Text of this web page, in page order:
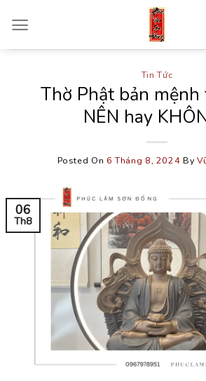
content
Tin Tức
Thờ Phật bản mệnh
NÊN hay
Posted On 6 Tháng 8, 2024 By
06
Th8